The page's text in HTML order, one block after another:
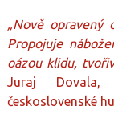
„Nově
Propojuje
oázou klidu,
Juraj Dovala,
československé